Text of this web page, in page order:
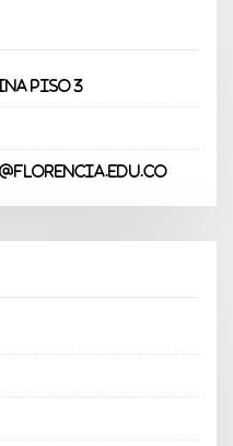
piso 3